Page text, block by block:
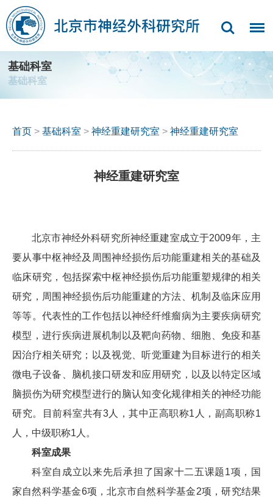
基础科室
基础科室
首页 > 基础科室 > 神经重建研究室 > 神经重建研究室
神经重建研究室
北京市神经外科研究所神经重建室成立于2009年，主
要从事中枢神经及周围神经损伤后功能重建相关的基础及
临床研究，包括探索中枢神经损伤后功能重塑规律的相关
研究，周围神经损伤后功能重建的方法、机制及临床应用
等等。代表性的工作包括以神经纤维瘤病为主要疾病研究
模型，进行疾病进展机制以及靶向药物、细胞、免疫和基
因治疗相关研究；以及视觉、听觉重建为目标进行的相关
微电子设备、脑机接口研发和应用研究，以及以特定区域
脑损伤为研究模型进行的脑认知变化规律相关的神经功能
研究。目前科室共有3人，其中正高职称1人，副高职称1
人，中级职称1人。
科室成果
科室自成立以来先后承担了国家十二五课题1项，国
家自然科学基金6项，北京市自然科学基金2项，研究结果